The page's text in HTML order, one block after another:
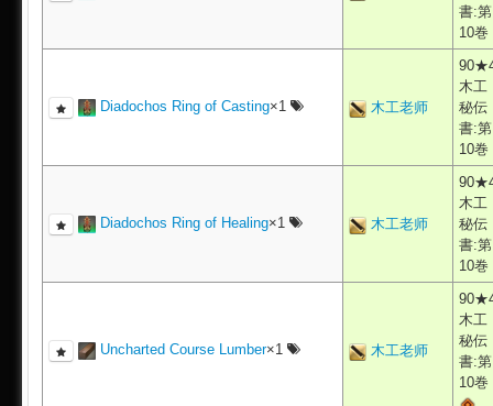
書:第
10巻
Diadochos Ring of Casting×1 木工老师
木工
秘伝
書:第
10巻
Diadochos Ring of Healing×1 木工老师
木工
秘伝
書:第
10巻
Uncharted Course Lumber×1 木工老师
木工
秘伝
書:第
10巻